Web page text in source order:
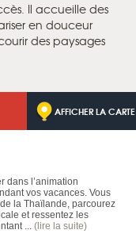
Il accueille des
en douceur
des paysages
AFFICHER LA CARTE
dans l’animation
vos vacances. Vous
la Thaïlande, parcourez
et ressentez les
... (lire la suite)